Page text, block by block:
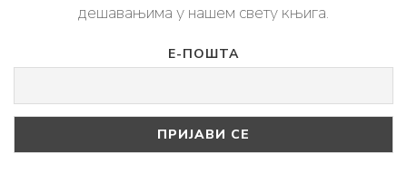
дешавањима у нашем свету књига.
Е-ПОШТА